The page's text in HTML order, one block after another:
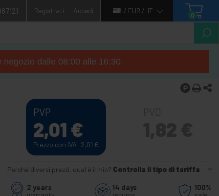
Registrati Accedi / EUR / IT
0
dalle 08:00 alle 16:30.
PVP
2,01 €
Prezzo con IVA: 2,01 €
Perché diversi prezzi, qual è il mio? Controlla il tipo di tariffa
2 years
14 days
100%